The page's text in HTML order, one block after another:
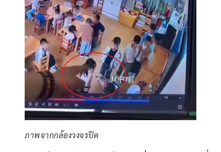
ภาพจากกล้องวงจรปิด